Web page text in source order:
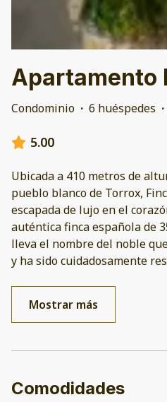
Apartamento
Condominio · 6 huéspedes ·
5.00
Ubicada a 410 metros de
pueblo blanco de Torrox,
escapada de lujo en el
auténtica finca española de
lleva el nombre del noble
y ha sido cuidadosamente
Mostrar más
Comodidades